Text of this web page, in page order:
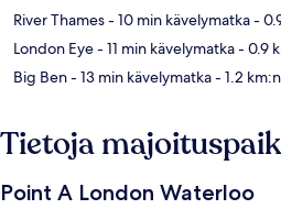
River Thames- 10 min kävelymatka-
London Eye- 11 min kävelymatka- 0.9
Big Ben- 13 min kävelymatka- 1.2
Tietoja
Point A London Waterloo